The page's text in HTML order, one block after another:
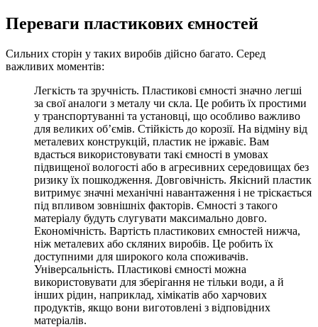
Переваги пластикових ємностей
Сильних сторін у таких виробів дійсно багато. Серед
важливих моментів:
Легкість та зручність. Пластикові ємності значно легші
за свої аналоги з металу чи скла. Це робить їх простими
у транспортуванні та установці, що особливо важливо
для великих об’ємів. Стійкість до корозії. На відміну від
металевих конструкцій, пластик не іржавіє. Вам
вдасться використовувати такі ємності в умовах
підвищеної вологості або в агресивних середовищах без
ризику їх пошкодження. Довговічність. Якісний пластик
витримує значні механічні навантаження і не тріскається
під впливом зовнішніх факторів. Ємності з такого
матеріалу будуть слугувати максимально довго.
Економічність. Вартість пластикових ємностей нижча,
ніж металевих або скляних виробів. Це робить їх
доступними для широкого кола споживачів.
Універсальність. Пластикові ємності можна
використовувати для зберігання не тільки води, а й
інших рідин, наприклад, хімікатів або харчових
продуктів, якщо вони виготовлені з відповідних
матеріалів.